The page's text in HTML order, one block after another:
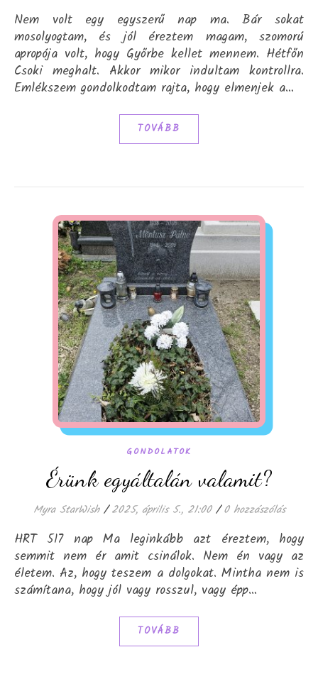
Nem volt egy egyszerű nap ma. Bár sokat
mosolyogtam, és jól éreztem magam, szomorú
apropója volt, hogy Győrbe kellet mennem. Hétfőn
Csoki meghalt. Akkor mikor indultam kontrollra.
Emlékszem gondolkodtam rajta, hogy elmenjek a…
TOVÁBB
GONDOLATOK
Érünk egyáltalán valamit?
Myra StarWish / 2025, április 5., 21:00 / 0 hozzászólás
HRT 517 nap Ma leginkább azt éreztem, hogy
semmit nem ér amit csinálok. Nem én vagy az
életem. Az, hogy teszem a dolgokat. Mintha nem is
számítana, hogy jól vagy rosszul, vagy épp…
TOVÁBB